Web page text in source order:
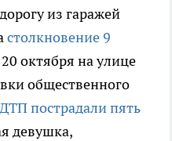
из гаражей
столкновение 9
октября на улице
общественного
пострадали пять
девушка,